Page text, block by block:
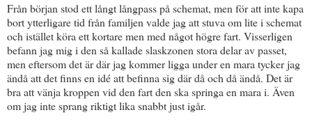
Från början stod ett långt långpass på schemat, men för att inte kapa
bort ytterligare tid från familjen valde jag att stuva om lite i schemat
och istället köra ett kortare men med något högre fart. Visserligen
befann jag mig i den så kallade slaskzonen stora delar av passet,
men eftersom det är där jag kommer ligga under en mara tycker jag
ändå att det finns en idé att befinna sig där då och då ändå. Det är
bra att vänja kroppen vid den fart den ska springa en mara i. Även
om jag inte sprang riktigt lika snabbt just igår.